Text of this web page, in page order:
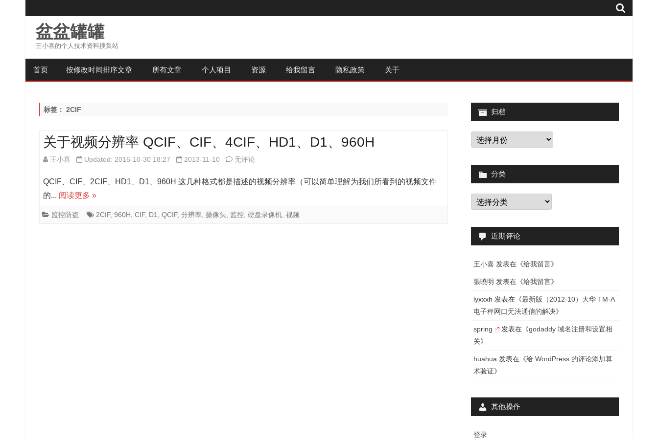
盆盆罐罐
王小喜的个人技术资料搜集站
至
首页 按修改时间排序文章 所有文章 个人项目 资源 给我留言 隐私政策 关于
标签： 2CIF
关于视频分辨率 QCIF、CIF、4CIF、HD1、D1、960H
王小喜 Updated: 2016-10-30 18:27 2013-11-10 关
频
无评论
QCIF、CIF、2CIF、HD1、D1、960H 这几种格式都是描述的视频分辨率（可以简单理解为我们所看到的视频文件
的... 阅读更多 »
监控防盗 2CIF, 960H CIF, D1 QCIF, 分辨率 摄像头 监控 硬盘录像机 视频
归档
归
档
分类
分
类
近期评论
王小喜 发表在《给我留言》
張曉明 发表在《给我留言》
lyxxxh 发表在《最新版（2012-10）大华 TM-A
电子秤网口无法通信的解决》
spring 发表在《godaddy 域名注册和设置相
关》
huahua 发表在《给 WordPress 的评论添加算
术验证》
其他操作
登录